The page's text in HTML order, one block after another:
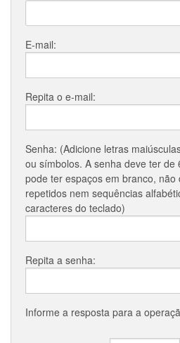
E-mail:
Repita o e-mail:
Senha: (Adicione letras
ou símbolos. A senha deve ter de
pode ter espaços em branco,
repetidos nem sequências
caracteres do teclado)
Repita a senha:
Informe a resposta para a